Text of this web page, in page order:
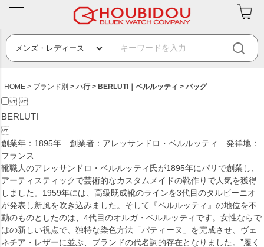
HOME ブランド別 ハ行 BERLUTI｜ベルルッティ バッグ
BERLUTI
創業年：1895年 創業者：アレッサンドロ・ベルルッティ 発祥地：
フランス
靴職人のアレッサンドロ・ベルルッティ氏が1895年にパリで創業し、
アーティスティックで芸術的なカスタムメイドの靴作りで人気を獲得
しました。1959年には、高級既成靴のラインを3代目のタルビーニオ
が発表し新風を吹き込みました。そして『ベルルッティ』の地位を不
動のものとしたのは、4代目のオルガ・ベルルッティです。女性ならで
はの新しい視点で、独特な染色方法「パティーヌ」を完成させ、ヴェ
ネチア・レザーに並ぶ、ブランドの代名詞的存在となりました。”履く